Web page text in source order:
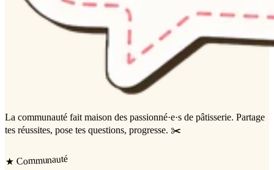
La communauté fait maison des passionné·e·s de pâtisserie. Partage
tes réussites, pose tes questions, progresse. ✂️
★ Communauté